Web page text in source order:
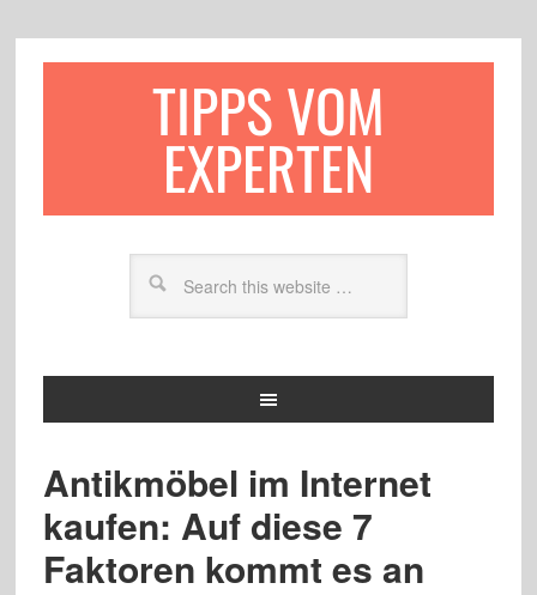
TIPPS VOM
EXPERTEN
Antikmöbel im Internet
kaufen: Auf diese 7
Faktoren kommt es an